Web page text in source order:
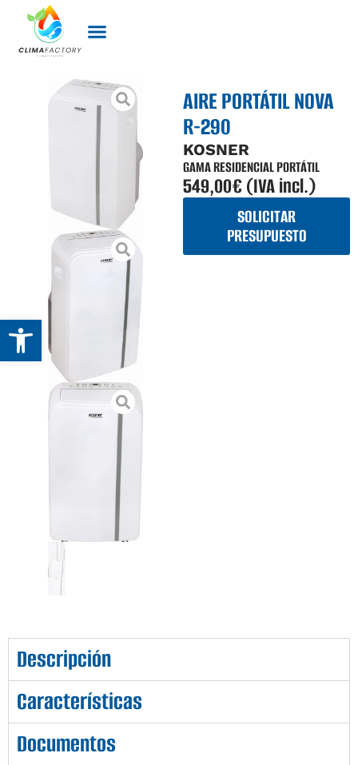
AIRE PORTÁTIL NOVA
R-290
KOSNER
GAMA RESIDENCIAL PORTÁTIL
549,00€ (IVA incl.)
SOLICITAR
PRESUPUESTO
Descripción
Características
Documentos
Abrir barra de herramientas